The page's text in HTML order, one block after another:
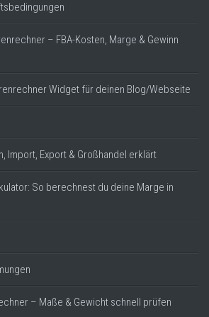
– FBA-Kosten, Marge & Gewinn
Widget für deinen Blog/Webseite
Import, Export & Großhandel erklärt
So berechnest du deine Marge in
– Maße & Gewicht schnell prüfen